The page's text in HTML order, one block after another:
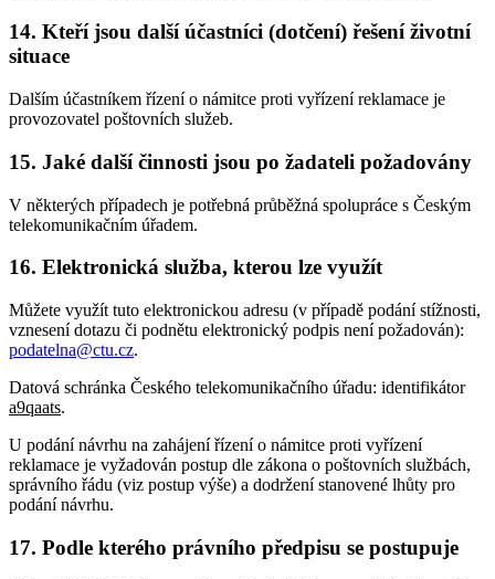
14. Kteří jsou další účastníci (dotčení) řešení životní
situace
Dalším účastníkem řízení o námitce proti vyřízení reklamace je
provozovatel poštovních služeb.
15. Jaké další činnosti jsou po žadateli požadovány
V některých případech je potřebná průběžná spolupráce s Českým
telekomunikačním úřadem.
16. Elektronická služba, kterou lze využít
Můžete využít tuto elektronickou adresu (v případě podání stížnosti,
vznesení dotazu či podnětu elektronický podpis není požadován):
podatelna@ctu.cz.
Datová schránka Českého telekomunikačního úřadu: identifikátor
a9qaats.
U podání návrhu na zahájení řízení o námitce proti vyřízení
reklamace je vyžadován postup dle zákona o poštovních službách,
správního řádu (viz postup výše) a dodržení stanovené lhůty pro
podání návrhu.
17. Podle kterého právního předpisu se postupuje